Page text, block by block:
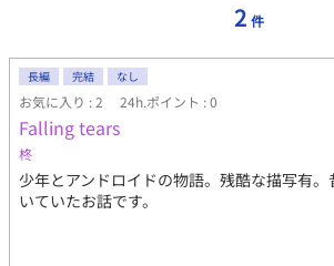
2 件
長編 完結 なし
お気に入り : 2 24h.ポイント : 0
Falling tears
柊
少年とアンドロイドの物語。残酷な描写有
いていたお話です。